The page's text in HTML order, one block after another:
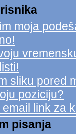
moja
sliku pored
poziciju?
link za
pisanja